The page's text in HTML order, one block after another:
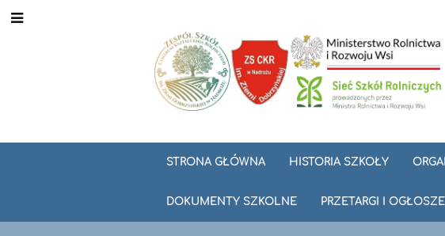
STRONA GŁÓWNA HISTORIA SZKOŁY
DOKUMENTY SZKOLNE PRZETARGI I